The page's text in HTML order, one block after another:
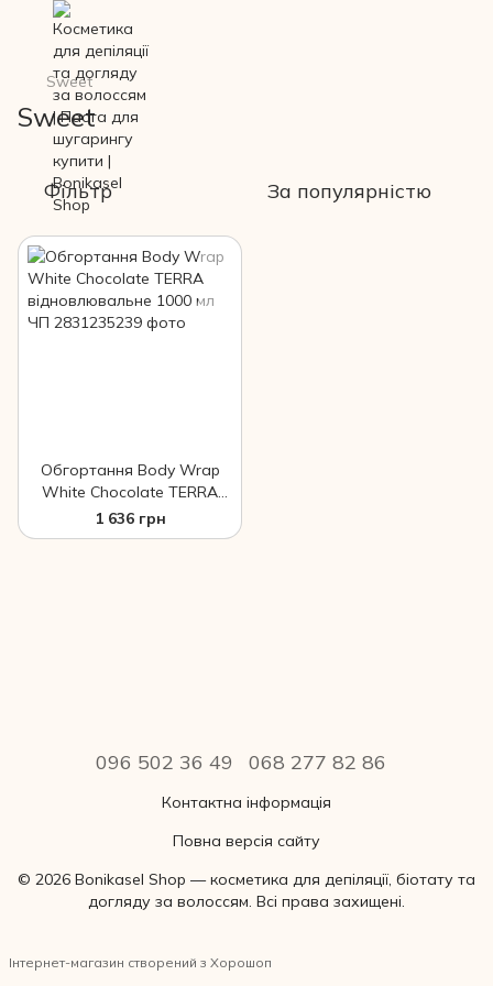
Sweet
Sweet
Фільтр За популярністю
Обгортання Body Wrap
White Chocolate TERRA
відновлювальне 1000 мл
ЧП
1 636 грн
096 502 36 49 068 277 82 86
Контактна інформація
Повна версія сайту
© 2026 Bonikasel Shop — косметика для депіляції, біотату та
догляду за волоссям. Всі права захищені.
Інтернет-магазин створений з Хорошоп